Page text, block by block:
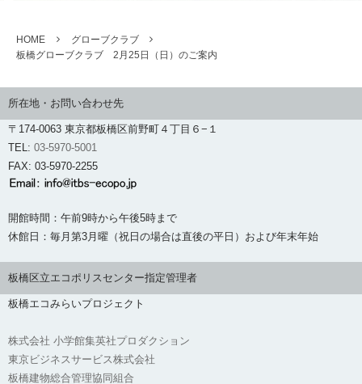
HOME
グローブクラブ
板橋グローブクラブ 2月25日（日）のご案内
所在地・お問い合わせ先
〒174-0063 東京都板橋区前野町４丁目６−１
TEL: 03-5970-5001
FAX: 03-5970-2255
開館時間：午前9時から午後5時まで
休館日：毎月第3月曜（祝日の場合は直後の平日）および年末年始
板橋区立エコポリスセンター指定管理者
板橋エコみらいプロジェクト
株式会社 小学館集英社プロダクション
東京ビジネスサービス株式会社
板橋建物総合管理協同組合